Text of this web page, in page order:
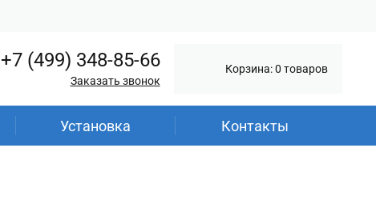
+7 (499) 348-85-66
Заказать звонок
Корзина: 0 товаров
Установка Контакты